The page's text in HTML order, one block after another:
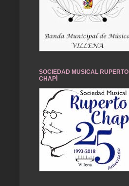
SOCIEDAD MUSICAL RUPERTO
CHAPÍ